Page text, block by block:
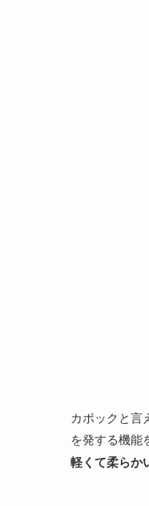
カポックと言
を発する機能
軽くて柔らか